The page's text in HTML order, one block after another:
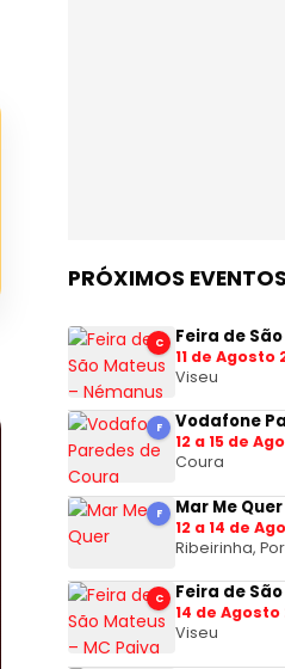
PRÓXIMOS EVENTOS
C Feira de
11 de Agosto
Viseu
F Vodafone
12 a 15 de
Coura
F Mar Me Quer
12 a 14 de
Ribeirinha,
C Feira de
14 de Agosto
Viseu